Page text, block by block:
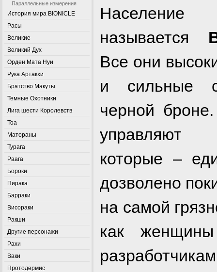
Параллельные измерения
История мира BIONICLE
Расы
Великие
Великий Дух
Орден Мата Нуи
Рука Артакхи
Братство Макуты
Темные Охотники
Лига шести Королевств
Тоа
Матораны
Турага
Раага
Бороки
Пирака
Барраки
Висораки
Ракши
Другие персонажи
Рахи
Ваки
Протодермис
называется
Все они
и сильные
черной
которые –
дозволено
на самой
как